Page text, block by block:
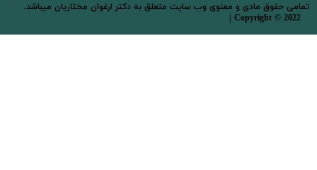
.تمامی حقوق مادی و معنوی وب سایت متعلق به دکتر ارغوان مختاریان میباشد
| Copyright © 2022